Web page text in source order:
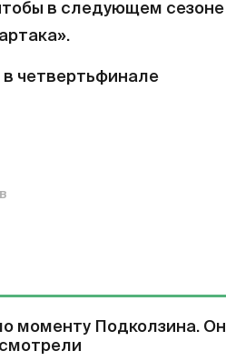
в следующем сезоне
четвертьфинале
моменту Подколзина. Он